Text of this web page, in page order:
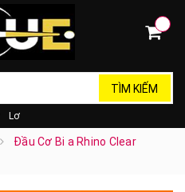
TÌM KIẾM
Lơ
Đầu Cơ Bi a Rhino Clear